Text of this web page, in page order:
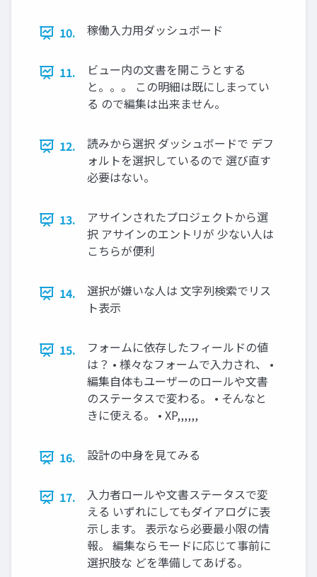
10. 稼働入力用ダッシュボード
11.
ビュー内の文書を開こうとする
と。。。 この明細は既にしまってい
る ので編集は出来ません。
12.
読みから選択 ダッシュボードで デフ
ォルトを選択しているので 選び直す
必要はない。
13.
アサインされたプロジェクトから選
択 アサインのエントリが 少ない人は
こちらが便利
14.
選択が嫌いな人は 文字列検索でリス
ト表示
15.
フォームに依存したフィールドの値
は？ • 様々なフォームで入力され、 •
編集自体もユーザーのロールや文書
のステータスで変わる。 • そんなと
きに使える。 • XP,,,,,,
16. 設計の中身を見てみる
17.
入力者ロールや文書ステータスで変
える いずれにしてもダイアログに表
示します。 表示なら必要最小限の情
報。 編集ならモードに応じて事前に
選択肢な どを準備してあげる。